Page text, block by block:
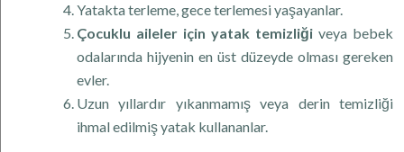
Yatakta terleme, gece terlemesi yaşayanlar.
Çocuklu aileler için yatak temizliği veya bebek
odalarında hijyenin en üst düzeyde olması gereken
evler.
Uzun yıllardır yıkanmamış veya derin temizliği
ihmal edilmiş yatak kullananlar.